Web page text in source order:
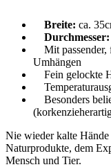
Breite: ca.
Durchmesser:
Mit passender,
Umhängen
Fein gelockte
Besonders
Nie wieder kalte
Naturprodukte, dem
Mensch und Tier.